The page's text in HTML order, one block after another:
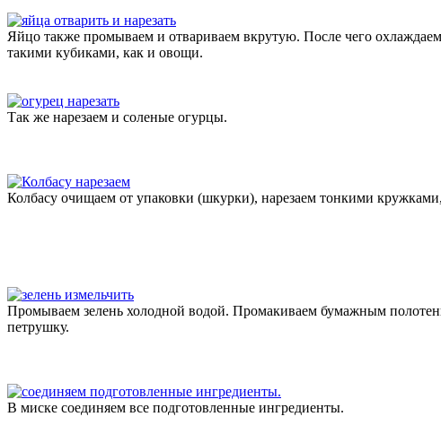
Яйцо также промываем и отвариваем вкрутую. После чего
такими кубиками, как и овощи.
Так же нарезаем и соленые огурцы.
Колбасу очищаем от упаковки (шкурки), нарезаем тонкими
Промываем зелень холодной водой. Промакиваем бумажным
петрушку.
В миске соединяем все подготовленные ингредиенты.